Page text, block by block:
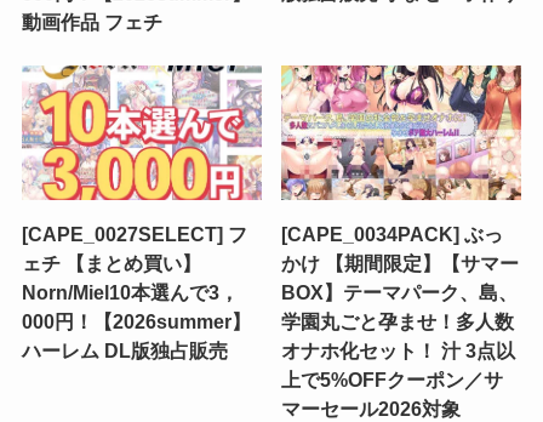
動画作品 フェチ
[CAPE_0027SELECT] フ
ェチ 【まとめ買い】
Norn/Miel10本選んで3，
000円！【2026summer】
ハーレム DL版独占販売
[CAPE_0034PACK] ぶっ
かけ 【期間限定】【サマー
BOX】テーマパーク、島、
学園丸ごと孕ませ！多人数
オナホ化セット！ 汁 3点以
上で5%OFFクーポン／サ
マーセール2026対象